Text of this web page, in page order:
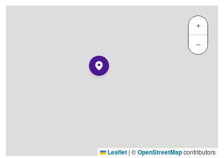
+
−
Leaflet | ©OpenStreetMapcontributors